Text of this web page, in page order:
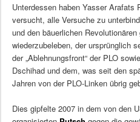
Unterdessen haben Yasser Arafats
versucht, alle Versuche zu
und den bäuerlichen
wiederzubeleben, der ursprünglich
der „Ablehnungsfront“ der PLO
Dschihad und dem, was seit den
Jahren von der PLO-Linken übrig
Dies gipfelte 2007 in dem von den